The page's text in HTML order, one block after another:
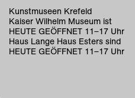
Kunstmuseen Krefeld
Kaiser Wilhelm Museum ist
HEUTE GEÖFFNET 11–17 Uhr
Haus Lange Haus Esters sind
HEUTE GEÖFFNET 11–17 Uhr